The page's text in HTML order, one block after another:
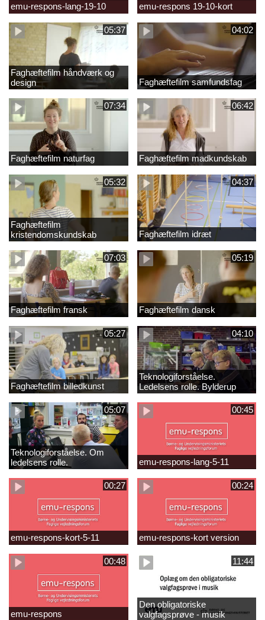
emu-respons-lang-19-10 emu-respons 19-10-kort
05:37
Faghæftefilm håndværk og
design
04:02
Faghæftefilm samfundsfag
07:34
Faghæftefilm naturfag
06:42
Faghæftefilm madkundskab
05:32
Faghæftefilm
kristendomskundskab
04:37
Faghæftefilm idræt
07:03
Faghæftefilm fransk
05:19
Faghæftefilm dansk
05:27
Faghæftefilm billedkunst
04:10
Teknologiforståelse.
Ledelsens rolle. Bylderup
Skole
05:07
Teknologiforståelse. Om
ledelsens rolle.
Sofiendalskolen
00:45
emu-respons-lang-5-11
00:27
emu-respons-kort-5-11
00:24
emu-respons-kort version
00:48
emu-respons
11:44
Den obligatoriske
valgfagsprøve - musik